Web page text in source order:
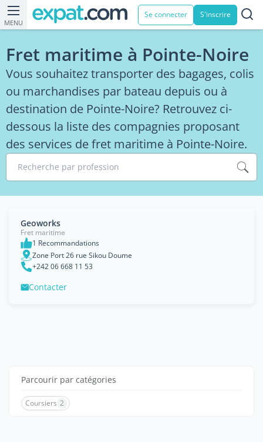
MENU
Se connecter S'inscrire
Fret maritime à Pointe-Noire
Vous souhaitez transporter des bagages, colis
ou marchandises par bateau depuis ou à
destination de Pointe-Noire? Retrouvez ci-
dessous la liste des compagnies proposant
des services de fret maritime à Pointe-Noire.
Recherche par profession
Geoworks
Fret maritime
1 Recommandations
Zone Port 26 rue Sikou Doume
+242 06 668 11 53
Contacter
Parcourir par catégories
Coursiers 2